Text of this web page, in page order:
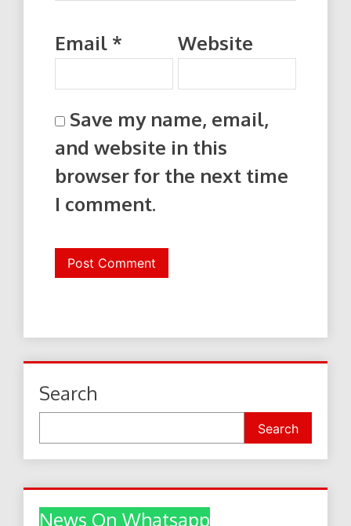
Email * Website
Save my name, email,
and website in this
browser for the next time
I comment.
Search
Search
News On Whatsapp